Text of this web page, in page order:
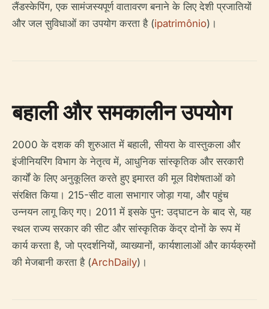
लैंडस्केपिंग, एक सामंजस्यपूर्ण वातावरण बनाने के लिए देशी प्रजातियों
और जल सुविधाओं का उपयोग करता है (ipatrimônio)।
बहाली और समकालीन उपयोग
2000 के दशक की शुरुआत में बहाली, सीयरा के वास्तुकला और
इंजीनियरिंग विभाग के नेतृत्व में, आधुनिक सांस्कृतिक और सरकारी
कार्यों के लिए अनुकूलित करते हुए इमारत की मूल विशेषताओं को
संरक्षित किया। 215-सीट वाला सभागार जोड़ा गया, और पहुंच
उन्नयन लागू किए गए। 2011 में इसके पुन: उद्घाटन के बाद से, यह
स्थल राज्य सरकार की सीट और सांस्कृतिक केंद्र दोनों के रूप में
कार्य करता है, जो प्रदर्शनियों, व्याख्यानों, कार्यशालाओं और कार्यक्रमों
की मेजबानी करता है (ArchDaily)।